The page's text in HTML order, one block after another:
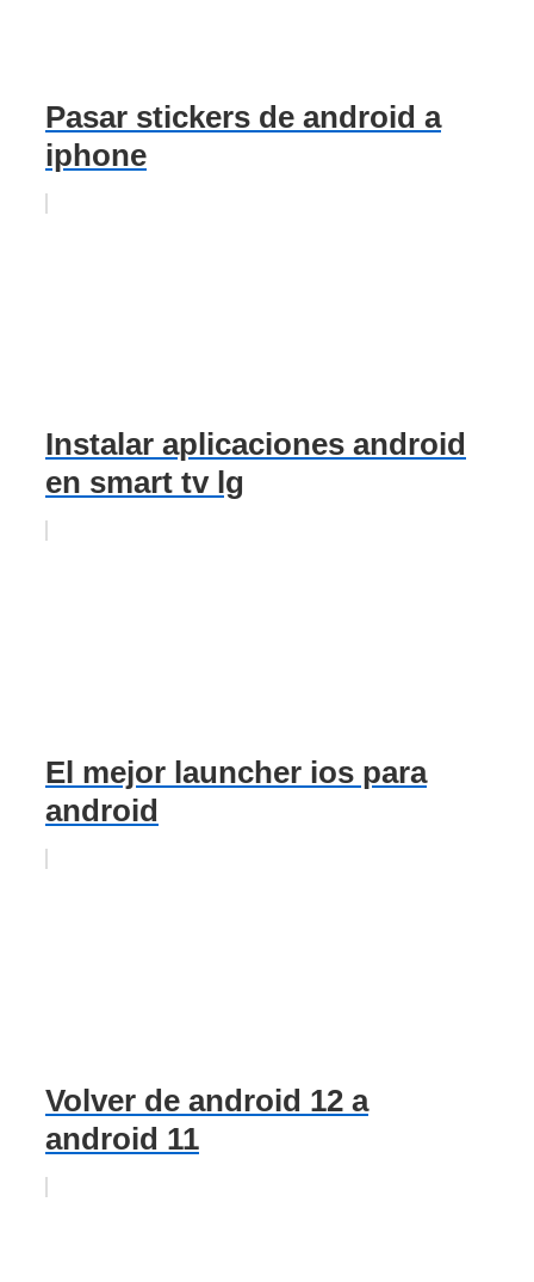
Pasar stickers de android a
iphone
Instalar aplicaciones android
en smart tv lg
El mejor launcher ios para
android
Volver de android 12 a
android 11